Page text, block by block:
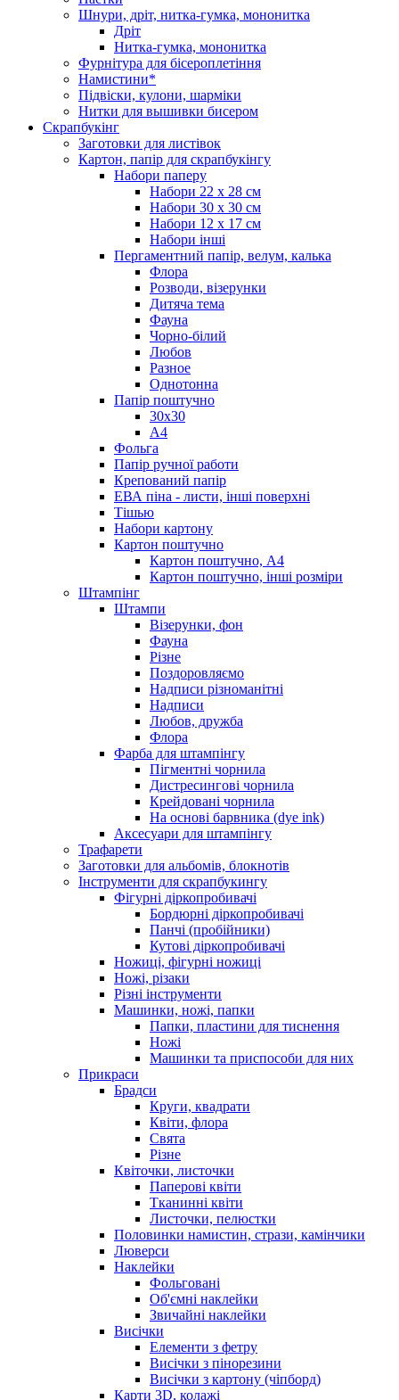
Шнури, дріт, нитка-гумка, мононитка
Дріт
Нитка-гумка, мононитка
Фурнітура для бісероплетіння
Намистини*
Підвіски, кулони, шарміки
Нитки для вышивки бисером
Скрапбукінг
Заготовки для листівок
Картон, папір для скрапбукінгу
Набори паперу
Набори 22 х 28 см
Набори 30 х 30 см
Набори 12 х 17 см
Набори інші
Пергаментний папір, велум, калька
Флора
Розводи, візерунки
Дитяча тема
Фауна
Чорно-білий
Любов
Разное
Однотонна
Папір поштучно
30х30
А4
Фольга
Папір ручної работи
Крепований папір
ЕВА піна - листи, інші поверхні
Тішью
Набори картону
Картон поштучно
Картон поштучно, А4
Картон поштучно, інші розміри
Штампінг
Штампи
Візерунки, фон
Фауна
Різне
Поздоровляємо
Надписи різноманітні
Надписи
Любов, дружба
Флора
Фарба для штампінгу
Пігментні чорнила
Дистресингові чорнила
Крейдовані чорнила
На основі барвника (dye ink)
Аксесуари для штампінгу
Трафарети
Заготовки для альбомів, блокнотів
Інструменти для скрапбукингу
Фігурні діркопробивачі
Бордюрні діркопробивачі
Панчі (пробійники)
Кутові діркопробивачі
Ножиці, фігурні ножиці
Ножі, різаки
Різні інструменти
Машинки, ножі, папки
Папки, пластини для тиснення
Ножі
Машинки та приспособи для них
Прикраси
Брадси
Круги, квадрати
Квіти, флора
Свята
Різне
Квіточки, листочки
Паперові квіти
Тканинні квіти
Листочки, пелюстки
Половинки намистин, стрази, камінчики
Люверси
Наклейки
Фольговані
Об'ємні наклейки
Звичайні наклейки
Висічки
Елементи з фетру
Висічки з пінорезини
Висічки з картону (чіпборд)
Карти 3D, колажі